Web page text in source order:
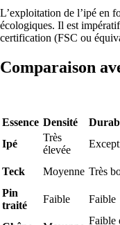
L’exploitation de l’ipé en
écologiques. Il est impératif
certification (FSC ou
Comparaison
Essence Densité
Ipé
Très
élevée
Teck Moyenne Très
Pin
traité
Faible Faible
Faible